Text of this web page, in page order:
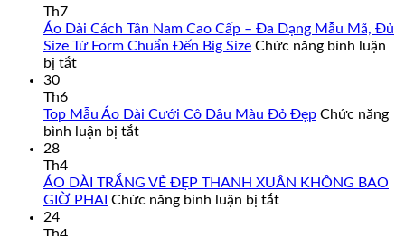
Th7
Áo Dài Cách Tân Nam Cao Cấp – Đa Dạng Mẫu Mã, Đủ
Size Từ Form Chuẩn Đến Big Size Chức năng bình luận
bị tắtở
Cách
Tân
Cấp
–
30
Th6
Top Mẫu Áo Dài Cưới Cô Dâu Màu Đỏ Đẹp Chức năng
bình luận bị tắtở
Áo
Dài
28
Th4
ÁO DÀI TRẮNG VẺ ĐẸP THANH XUÂN KHÔNG BAO
GIỜ PHAI Chức năng bình luận bị tắtở
24